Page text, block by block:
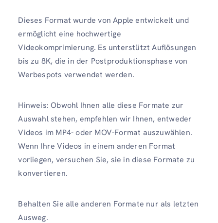
Dieses Format wurde von Apple entwickelt und
ermöglicht eine hochwertige
Videokomprimierung. Es unterstützt Auflösungen
bis zu 8K, die in der Postproduktionsphase von
Werbespots verwendet werden.
Hinweis: Obwohl Ihnen alle diese Formate zur
Auswahl stehen, empfehlen wir Ihnen, entweder
Videos im MP4- oder MOV-Format auszuwählen.
Wenn Ihre Videos in einem anderen Format
vorliegen, versuchen Sie, sie in diese Formate zu
konvertieren.
Behalten Sie alle anderen Formate nur als letzten
Ausweg.